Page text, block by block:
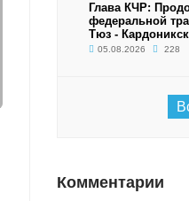
Глава КЧР:
федеральной
Тюз -
05.08.2026 228
Комментарии